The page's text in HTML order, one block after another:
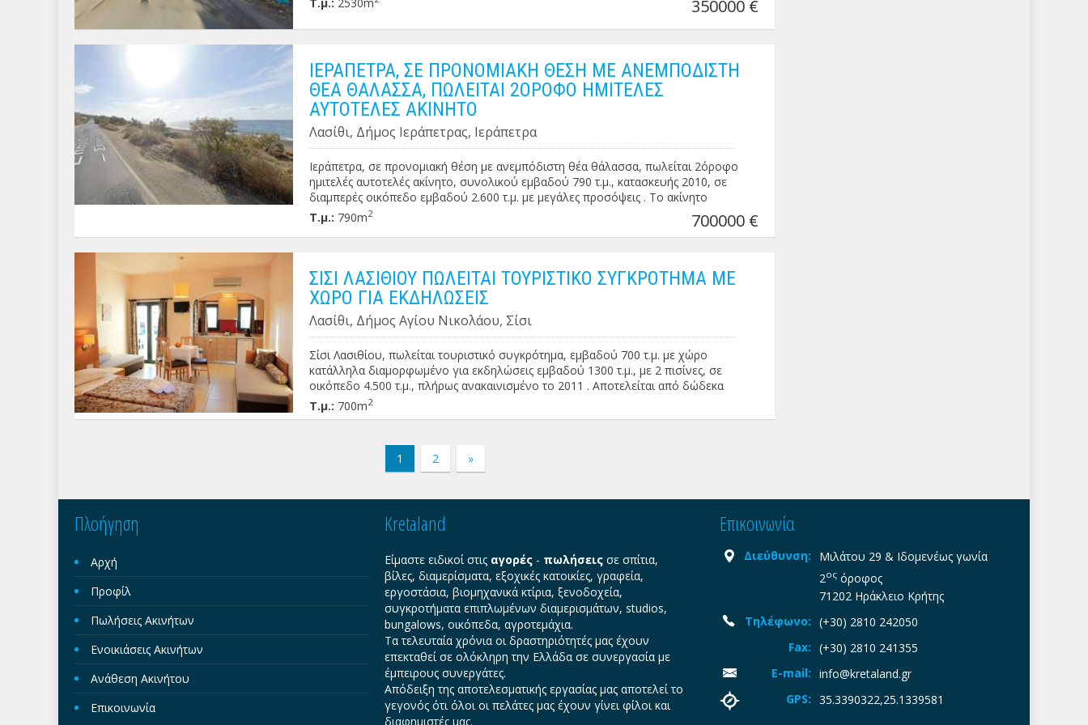
350000 €
ΙΕΡΑΠΕΤΡΑ, ΣΕ ΠΡΟΝΟΜΙΑΚΗ ΘΕΣΗ ΜΕ ΑΝΕΜΠΟΔΙΣΤΗ
ΘΕΑ ΘΑΛΑΣΣΑ, ΠΩΛΕΙΤΑΙ 2ΟΡΟΦΟ ΗΜΙΤΕΛΕΣ
ΑΥΤΟΤΕΛΕΣ ΑΚΙΝΗΤΟ
Λασίθι, Δήμος Ιεράπετρας, Ιεράπετρα
Ιεράπετρα, σε προνομιακή θέση με ανεμπόδιστη θέα θάλασσα, πωλείται 2όροφο
ημιτελές αυτοτελές ακίνητο, συνολικού εμβαδού 790 τ.μ., κατασκευής 2010, σε
διαμπερές οικόπεδο εμβαδού 2.600 τ.μ. με μεγάλες προσόψεις . Το ακίνητο
αποτελείται από 2 κτίρια και είναι άριστο για τουριστική εκμετάλλευση κλπ. .
Περισσότερες πληροφορίες αποκλειστικά κατόπιν ραντεβού . Τιμή : 700.000 €
Τ.μ.: 790m2 700000 €
ΣΙΣΙ ΛΑΣΙΘΙΟΥ ΠΩΛΕΙΤΑΙ ΤΟΥΡΙΣΤΙΚΟ ΣΥΓΚΡΟΤΗΜΑ ΜΕ
ΧΩΡΟ ΓΙΑ ΕΚΔΗΛΩΣΕΙΣ
Λασίθι, Δήμος Αγίου Νικολάου, Σίσι
Σίσι Λασιθίου, πωλείται τουριστικό συγκρότημα, εμβαδού 700 τ.μ. με χώρο
κατάλληλα διαμορφωμένο για εκδηλώσεις εμβαδού 1300 τ.μ., με 2 πισίνες, σε
οικόπεδο 4.500 τ.μ., πλήρως ανακαινισμένο το 2011 . Αποτελείται από δώδεκα
δίχωρα διαμερίσματα (4κλινα) , τρία Στούντιο (4κλινα) και 8 Στούντιο (3κλινα), σε
άριστη κατάσταση,πλήρως επιπλωμένα . Πληροφορίες αποκλειστικά κατόπιν
Τ.μ.: 700m2
1 2 »
Πλοήγηση
Αρχή
Προφίλ
Πωλήσεις Ακινήτων
Ενοικιάσεις Ακινήτων
Ανάθεση Ακινήτου
Επικοινωνία
Kretaland
Είμαστε ειδικοί στις αγορές - πωλήσεις σε σπίτια,
βίλες, διαμερίσματα, εξοχικές κατοικίες, γραφεία,
εργοστάσια, βιομηχανικά κτίρια, ξενοδοχεία,
συγκροτήματα επιπλωμένων διαμερισμάτων, studios,
bungalows, οικόπεδα, αγροτεμάχια.
Τα τελευταία χρόνια οι δραστηριότητές μας έχουν
επεκταθεί σε ολόκληρη την Ελλάδα σε συνεργασία με
έμπειρους συνεργάτες.
Απόδειξη της αποτελεσματικής εργασίας μας αποτελεί το
γεγονός ότι όλοι οι πελάτες μας έχουν γίνει φίλοι και
διαφημιστές μας.
Επικοινωνία
Διεύθυνση:
Μιλάτου 29 & Ιδομενέως γωνία
2ος όροφος
71202 Ηράκλειο Κρήτης
Τηλέφωνο: (+30) 2810 242050
Fax: (+30) 2810 241355
E-mail: info@kretaland.gr
GPS: 35.3390322,25.1339581